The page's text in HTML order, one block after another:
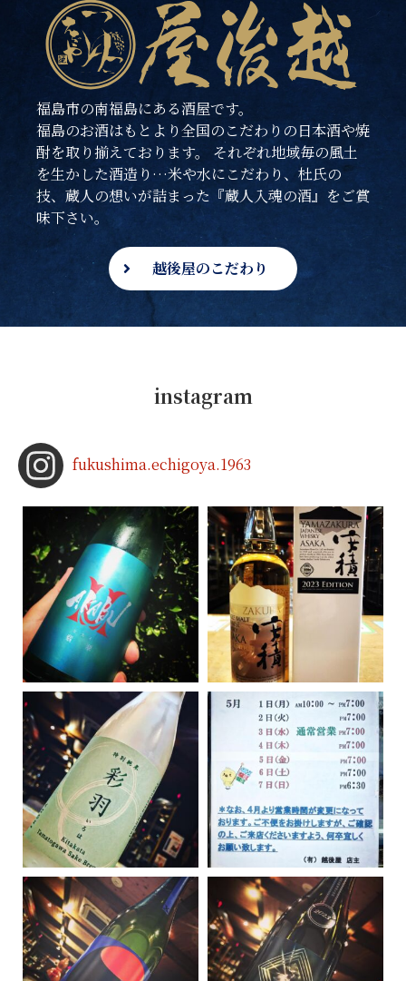
福島市の南福島にある酒屋です。
福島のお酒はもとより全国のこだわりの日本酒や焼
酎を取り揃えております。 それぞれ地域毎の風土
を生かした酒造り…米や水にこだわり、杜氏の
技、蔵人の想いが詰まった『蔵人入魂の酒』をご賞
味下さい。
越後屋のこだわり
instagram
fukushima.echigoya.1963